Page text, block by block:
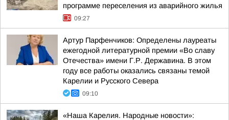
программе переселения из аварийного жилья
09:27
Артур Парфенчиков: Определены лауреаты
ежегодной литературной премии «Во славу
Отечества» имени Г.Р. Державина. В этом
году все работы оказались связаны темой
Карелии и Русского Севера
09:10
«Наша Карелия. Народные новости»: